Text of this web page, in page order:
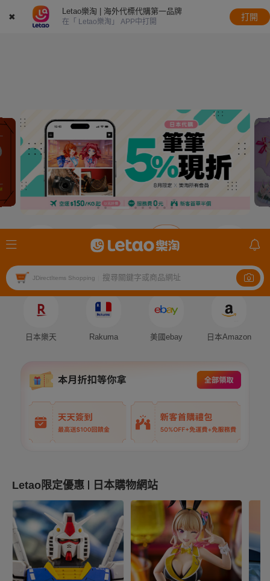
✖
Letao樂淘 | 海外代標代購第一品牌
在「 Letao樂淘」 APP中打開
打開
JDirectItems Shopping 搜尋關鍵字或商品網址
Auction
Fleamarket
Shopping
mercari
日本樂天 Rakuma 美國ebay 日本Amazon
Letao限定優惠 日本購物網站